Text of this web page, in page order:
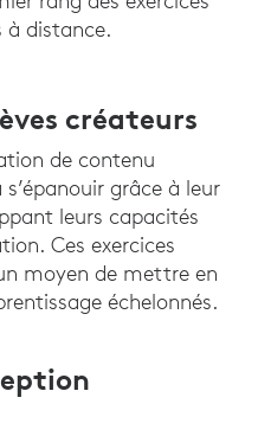
à distance.
créateurs
de contenu
grâce à leur
leurs capacités
Ces exercices
moyen de mettre en
échelonnés.